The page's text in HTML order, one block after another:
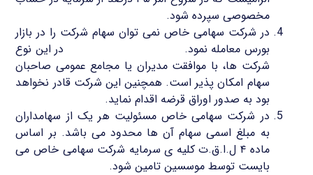
مخصوصی سپرده شود.
در شرکت سهامی خاص نمی توان سهام شرکت را در بازار
بورس معامله نمود.
در این نوع
شرکت ها، با موافقت مدیران یا مجامع عمومی صاحبان
سهام امکان پذیر است. همچنین این شرکت قادر نخواهد
بود به صدور اوراق قرضه اقدام نماید.
در شرکت سهامی خاص مسئولیت هر یک از سهامداران
به مبلغ اسمی سهام آن ها محدود می باشد. بر اساس
ماده ۴ ل.ا.ق.ت کلیه ی سرمایه شرکت سهامی خاص می
بایست توسط موسسین تامین شود.